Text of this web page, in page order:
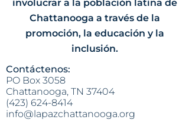
Viernes, Septiembre 27, 6:00 - 7:30 p.m.
Taller de Bienestar Financiero
Presentador: Miguel Vega, Director de
Ingresos, Nuestro Financial
Gratis y abierto al público. No se
requiere inscripción. Para más detalles,
escríbenos por mensaje de texto al
(423) 401-0880 o llámenos al (423) 624-
8414.
involucrar a la población latina de
Chattanooga a través de la
promoción, la educación y la
inclusión.
Contáctenos:
PO Box 3058
Chattanooga, TN 37404
(423) 624-8414
info@lapazchattanooga.org